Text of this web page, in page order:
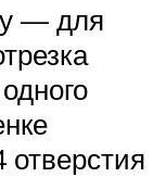
— для